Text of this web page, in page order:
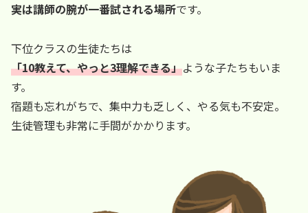
実は講師の腕が一番試される場所です。
下位クラスの生徒たちは
「10教えて、やっと3理解できる」ような子たちもいま
す。
宿題も忘れがちで、集中力も乏しく、やる気も不安定。
生徒管理も非常に手間がかかります。